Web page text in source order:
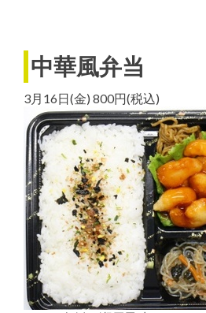
中華風弁当
3月16日(金) 800円(税込)